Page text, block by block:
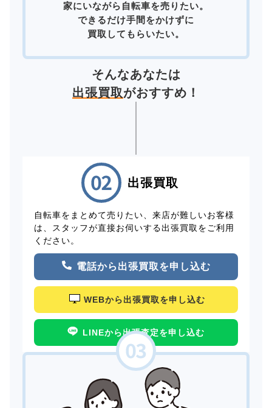
家にいながら自転車を売りたい。
できるだけ手間をかけずに
買取してもらいたい。
そんなあなたは
出張買取がおすすめ！
出張買取
自転車をまとめて売りたい、来店が難しいお客様
は、スタッフが直接お伺いする出張買取をご利用
ください。
電話から出張買取を申し込む
WEBから出張買取を申し込む
LINEから出張査定を申し込む